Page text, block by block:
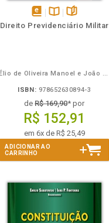
disponível
Disponível
páginas
Direito Previdenciário Militar
Élio de Oliveira Manoel e João Vieira
ISBN: 978652630894-3
deR$ 169,90* por
R$ 152,91
em 6x de R$ 25,49
ADICIONAR AO
CARRINHO